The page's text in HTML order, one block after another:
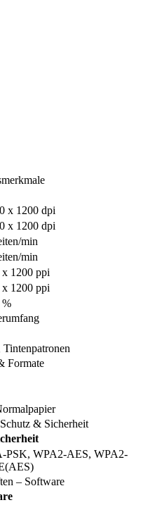
x 1200 dpi
x 1200 dpi
min
min
x 1200 ppi
x 1200 ppi
%
Formate
& Sicherheit
PSK, WPA2-AES, WPA2-
– Software